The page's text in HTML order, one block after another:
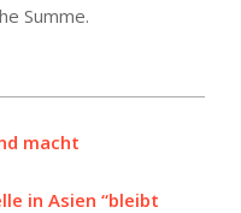
Summe.
macht
in Asien “bleibt